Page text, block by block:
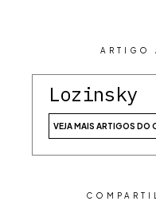
ARTIGO
Lozinsky
VEJA MAIS ARTIGOS DO